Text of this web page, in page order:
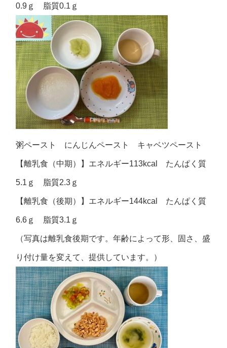
0.9ｇ 脂質0.1ｇ
粥ペースト にんじんペースト キャベツペースト
【離乳食（中期）】エネルギー113kcal たんぱく質
5.1ｇ 脂質2.3ｇ
【離乳食（後期）】エネルギー144kcal たんぱく質
6.6ｇ 脂質3.1ｇ
（写真は離乳食後期です。年齢によって形、固さ、盛
り付け量を変えて、提供しています。）